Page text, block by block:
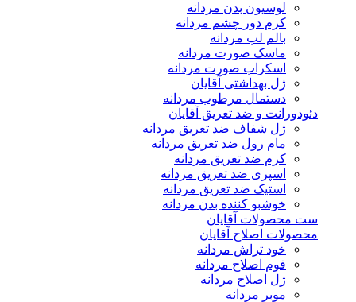
لوسیون بدن مردانه
کرم دور چشم مردانه
بالم لب مردانه
ماسک صورت مردانه
اسکراب صورت مردانه
ژل بهداشتی آقایان
دستمال مرطوب مردانه
دئودورانت و ضد تعریق آقایان
ژل شفاف ضد تعریق مردانه
مام رول ضد تعریق مردانه
کرم ضد تعریق مردانه
اسپری ضد تعریق مردانه
استیک ضد تعریق مردانه
خوشبو کننده بدن مردانه
ست محصولات آقایان
محصولات اصلاح آقایان
خود تراش مردانه
فوم اصلاح مردانه
ژل اصلاح مردانه
موبر مردانه